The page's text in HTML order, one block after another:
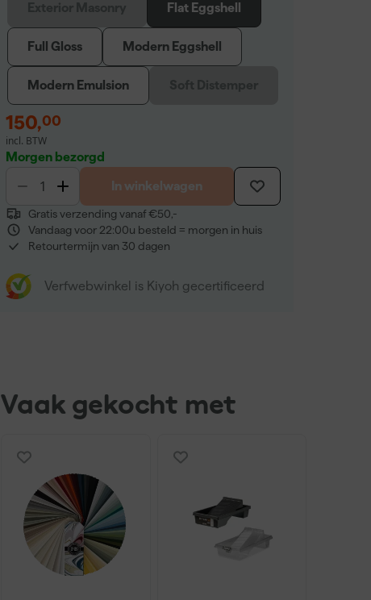
Flat Eggshell
Full Gloss Modern Eggshell
Modern Emulsion
150,00
incl. BTW
Morgen bezorgd
In winkelwagen
Gratis verzending vanaf €50,-
Vandaag voor 22:00u besteld = morgen in huis
Retourtermijn van 30 dagen
Verfwebwinkel is Kiyoh gecertificeerd
Vaak gekocht met